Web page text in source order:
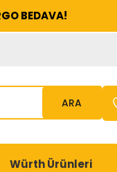
BEDAVA!
ARA
Würth Ürünleri